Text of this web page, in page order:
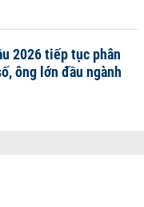
2026 tiếp tục phân
ông lớn đầu ngành